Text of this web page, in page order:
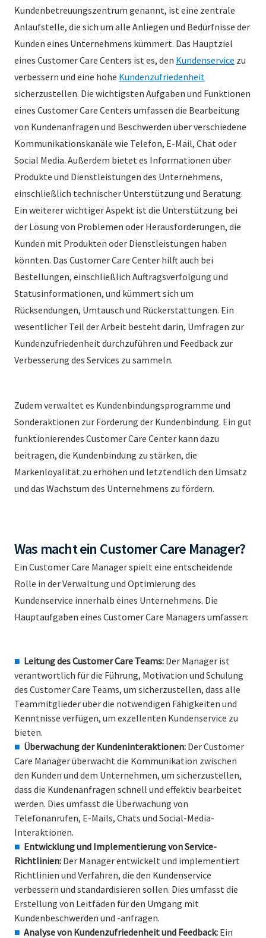
Kundenbetreuungszentrum genannt, ist eine zentrale
Anlaufstelle, die sich um alle Anliegen und Bedürfnisse der
Kunden eines Unternehmens kümmert. Das Hauptziel
eines Customer Care Centers ist es, den Kundenservice zu
verbessern und eine hohe Kundenzufriedenheit
sicherzustellen. Die wichtigsten Aufgaben und Funktionen
eines Customer Care Centers umfassen die Bearbeitung
von Kundenanfragen und Beschwerden über verschiedene
Kommunikationskanäle wie Telefon, E-Mail, Chat oder
Social Media. Außerdem bietet es Informationen über
Produkte und Dienstleistungen des Unternehmens,
einschließlich technischer Unterstützung und Beratung.
Ein weiterer wichtiger Aspekt ist die Unterstützung bei
der Lösung von Problemen oder Herausforderungen, die
Kunden mit Produkten oder Dienstleistungen haben
könnten. Das Customer Care Center hilft auch bei
Bestellungen, einschließlich Auftragsverfolgung und
Statusinformationen, und kümmert sich um
Rücksendungen, Umtausch und Rückerstattungen. Ein
wesentlicher Teil der Arbeit besteht darin, Umfragen zur
Kundenzufriedenheit durchzuführen und Feedback zur
Verbesserung des Services zu sammeln.
Zudem verwaltet es Kundenbindungsprogramme und
Sonderaktionen zur Förderung der Kundenbindung. Ein gut
funktionierendes Customer Care Center kann dazu
beitragen, die Kundenbindung zu stärken, die
Markenloyalität zu erhöhen und letztendlich den Umsatz
und das Wachstum des Unternehmens zu fördern.
Was macht ein Customer Care Manager?
Ein Customer Care Manager spielt eine entscheidende
Rolle in der Verwaltung und Optimierung des
Kundenservice innerhalb eines Unternehmens. Die
Hauptaufgaben eines Customer Care Managers umfassen:
Leitung des Customer Care Teams: Der Manager ist
verantwortlich für die Führung, Motivation und Schulung
des Customer Care Teams, um sicherzustellen, dass alle
Teammitglieder über die notwendigen Fähigkeiten und
Kenntnisse verfügen, um exzellenten Kundenservice zu
bieten.
Überwachung der Kundeninteraktionen: Der Customer
Care Manager überwacht die Kommunikation zwischen
den Kunden und dem Unternehmen, um sicherzustellen,
dass die Kundenanfragen schnell und effektiv bearbeitet
werden. Dies umfasst die Überwachung von
Telefonanrufen, E-Mails, Chats und Social-Media-
Interaktionen.
Entwicklung und Implementierung von Service-
Richtlinien: Der Manager entwickelt und implementiert
Richtlinien und Verfahren, die den Kundenservice
verbessern und standardisieren sollen. Dies umfasst die
Erstellung von Leitfäden für den Umgang mit
Kundenbeschwerden und -anfragen.
Analyse von Kundenzufriedenheit und Feedback: Ein